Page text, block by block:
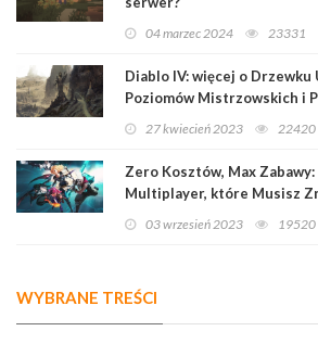
04 marzec 2024 23331
Diablo IV: więcej o
Poziomów Mistrzowskich i
Legendarnych
27 kwiecień 2023 22420
Zero Kosztów, Max
Multiplayer, które Musisz
03 wrzesień 2023 19520
WYBRANE TREŚCI